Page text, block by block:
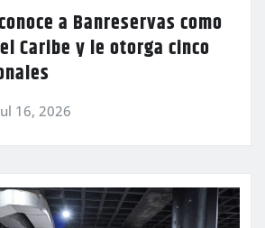
a Banreservas como
Caribe y le otorga cinco
16, 2026